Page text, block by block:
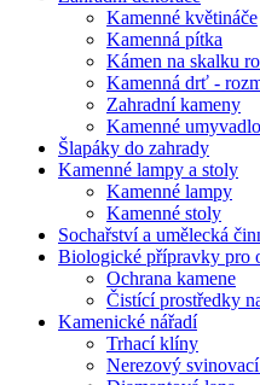
Kamenné květináče
Kamenná pítka
Kámen na skalku
Kamenná drť -
Zahradní kameny
Kamenné umyvadlo
Šlapáky do zahrady
Kamenné lampy a stoly
Kamenné lampy
Kamenné stoly
Sochařství a umělecká
Biologické přípravky pro
Ochrana kamene
Čistící prostředky
Kamenické nářadí
Trhací klíny
Nerezový